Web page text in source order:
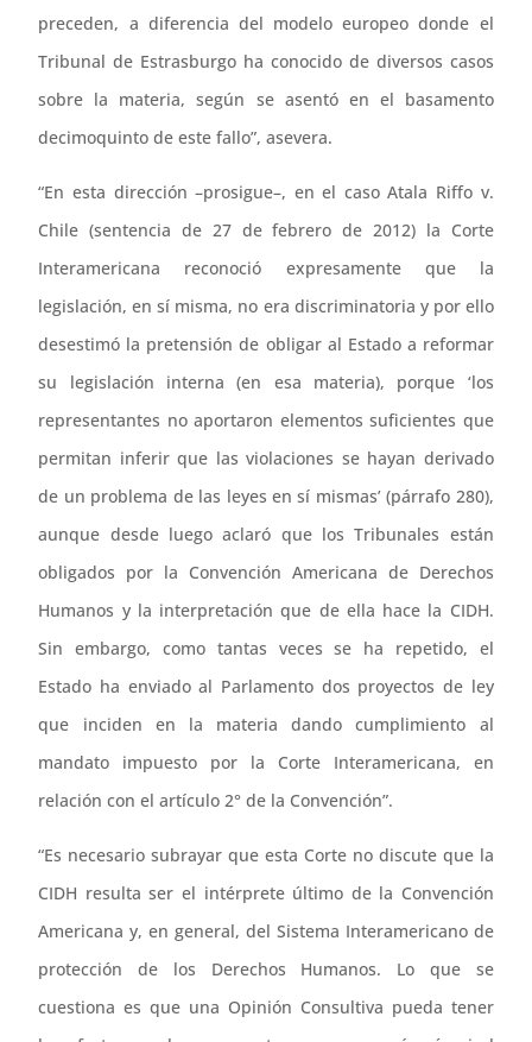
preceden, a diferencia del modelo europeo donde el
Tribunal de Estrasburgo ha conocido de diversos casos
sobre la materia, según se asentó en el basamento
decimoquinto de este fallo”, asevera.
“En esta dirección –prosigue–, en el caso Atala Riffo v.
Chile (sentencia de 27 de febrero de 2012) la Corte
Interamericana reconoció expresamente que la
legislación, en sí misma, no era discriminatoria y por ello
desestimó la pretensión de obligar al Estado a reformar
su legislación interna (en esa materia), porque ‘los
representantes no aportaron elementos suficientes que
permitan inferir que las violaciones se hayan derivado
de un problema de las leyes en sí mismas’ (párrafo 280),
aunque desde luego aclaró que los Tribunales están
obligados por la Convención Americana de Derechos
Humanos y la interpretación que de ella hace la CIDH.
Sin embargo, como tantas veces se ha repetido, el
Estado ha enviado al Parlamento dos proyectos de ley
que inciden en la materia dando cumplimiento al
mandato impuesto por la Corte Interamericana, en
relación con el artículo 2° de la Convención”.
“Es necesario subrayar que esta Corte no discute que la
CIDH resulta ser el intérprete último de la Convención
Americana y, en general, del Sistema Interamericano de
protección de los Derechos Humanos. Lo que se
cuestiona es que una Opinión Consultiva pueda tener